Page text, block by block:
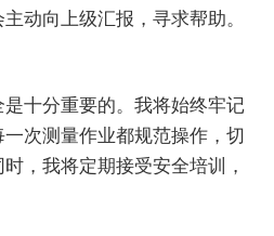
动向上级汇报，寻求帮助。
十分重要的。我将始终牢记
次测量作业都规范操作，切
，我将定期接受安全培训，